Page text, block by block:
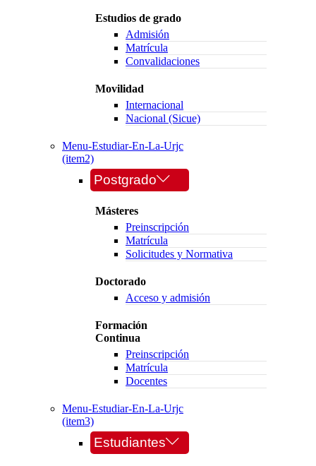
Estudios de grado
Admisión
Matrícula
Convalidaciones
Movilidad
Internacional
Nacional (Sicue)
Menu-Estudiar-En-La-Urjc
(item2)
Postgrado
Másteres
Preinscripción
Matrícula
Solicitudes y Normativa
Doctorado
Acceso y admisión
Formación
Continua
Preinscripción
Matrícula
Docentes
Menu-Estudiar-En-La-Urjc
(item3)
Estudiantes